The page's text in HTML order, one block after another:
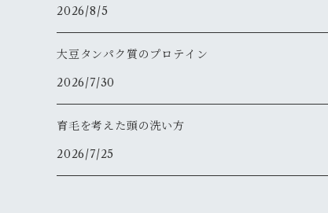
2026/8/5
大豆タンパク質のプロテイン
2026/7/30
育毛を考えた頭の洗い方
2026/7/25